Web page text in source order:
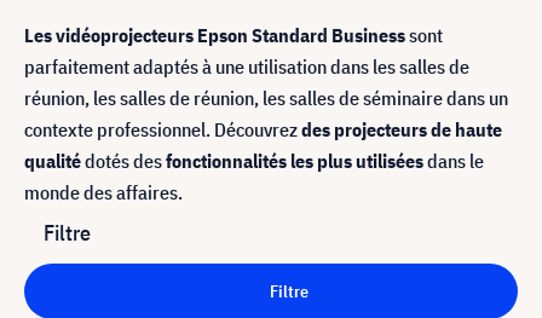
Les vidéoprojecteurs Epson Standard Businesssont
parfaitement adaptés à une utilisation dans les salles de
réunion, les salles de réunion, les salles de séminaire dans un
contexte professionnel. Découvrezdes projecteurs de haute
qualitédotés desfonctionnalités les plus utiliséesdans le
monde des affaires.
Filtre
Filtre